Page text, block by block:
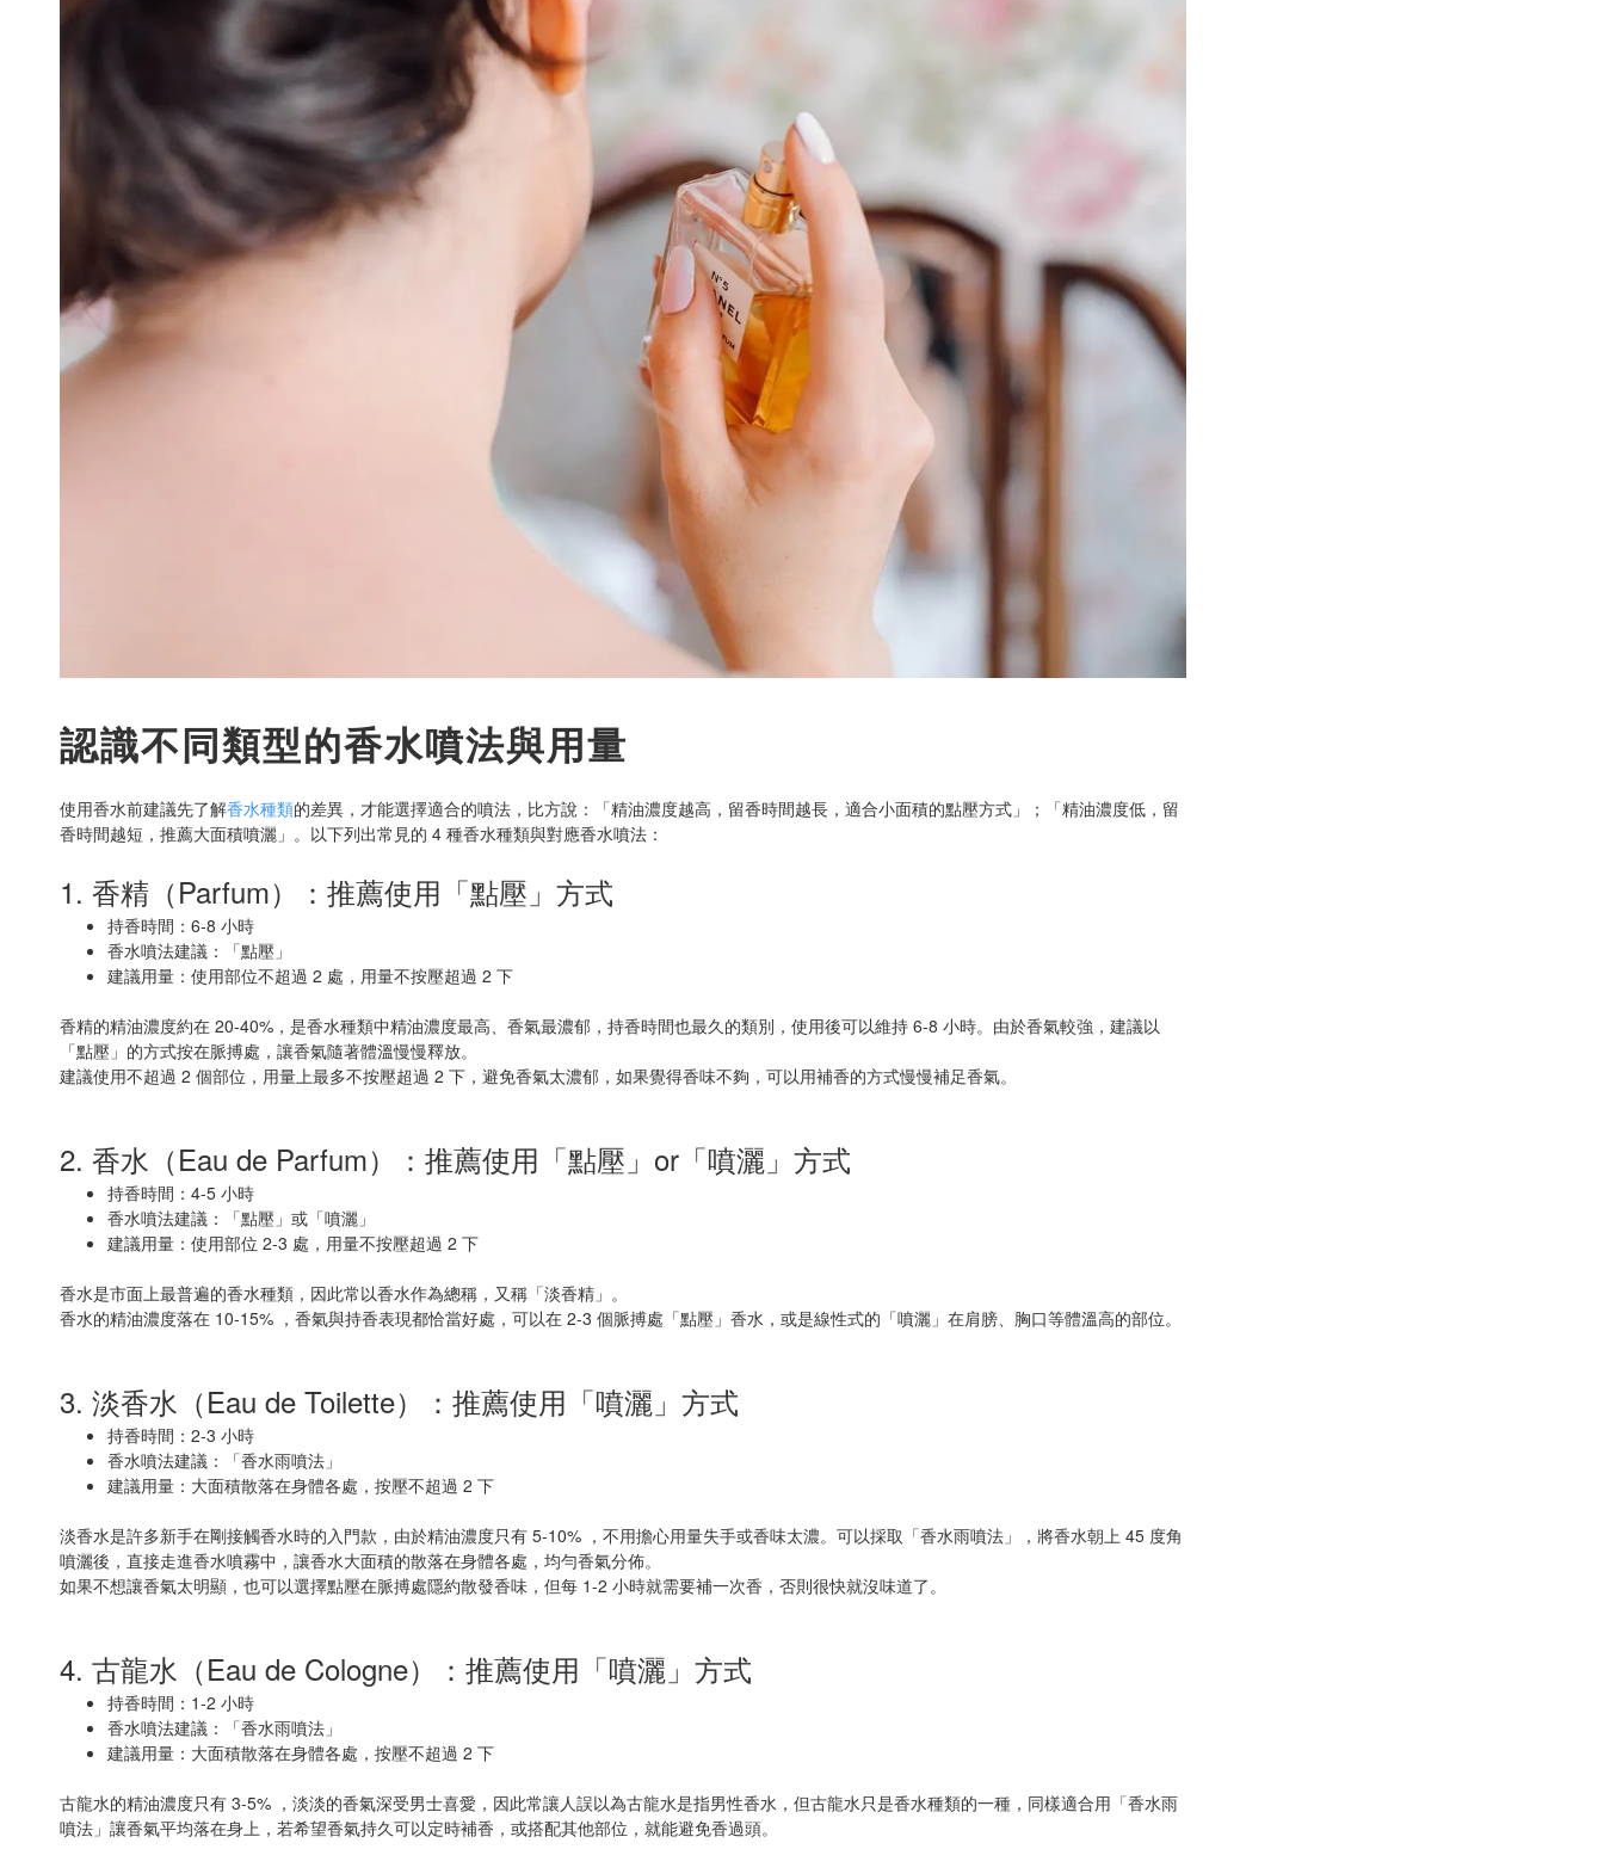
認識不同類型的香水噴法與用量
使用香水前建議先了解香水種類的差異，才能選擇適合的噴法，比方說：「精油濃度越高，留香時間越長，適合小面積的點壓方式」；「精油濃度低，留
香時間越短，推薦大面積噴灑」。以下列出常見的 4 種香水種類與對應香水噴法：
1. 香精（Parfum）：推薦使用「點壓」方式
持香時間：6-8 小時
香水噴法建議：「點壓」
建議用量：使用部位不超過 2 處，用量不按壓超過 2 下
香精的精油濃度約在 20-40%，是香水種類中精油濃度最高、香氣最濃郁，持香時間也最久的類別，使用後可以維持 6-8 小時。由於香氣較強，建議以
「點壓」的方式按在脈搏處，讓香氣隨著體溫慢慢釋放。
建議使用不超過 2 個部位，用量上最多不按壓超過 2 下，避免香氣太濃郁，如果覺得香味不夠，可以用補香的方式慢慢補足香氣。
2. 香水（Eau de Parfum）：推薦使用「點壓」or「噴灑」方式
持香時間：4-5 小時
香水噴法建議：「點壓」或「噴灑」
建議用量：使用部位 2-3 處，用量不按壓超過 2 下
香水是市面上最普遍的香水種類，因此常以香水作為總稱，又稱「淡香精」。
香水的精油濃度落在 10-15% ，香氣與持香表現都恰當好處，可以在 2-3 個脈搏處「點壓」香水，或是線性式的「噴灑」在肩膀、胸口等體溫高的部位。
3. 淡香水（Eau de Toilette）：推薦使用「噴灑」方式
持香時間：2-3 小時
香水噴法建議：「香水雨噴法」
建議用量：大面積散落在身體各處，按壓不超過 2 下
淡香水是許多新手在剛接觸香水時的入門款，由於精油濃度只有 5-10% ，不用擔心用量失手或香味太濃。可以採取「香水雨噴法」，將香水朝上 45 度角
噴灑後，直接走進香水噴霧中，讓香水大面積的散落在身體各處，均勻香氣分佈。
如果不想讓香氣太明顯，也可以選擇點壓在脈搏處隱約散發香味，但每 1-2 小時就需要補一次香，否則很快就沒味道了。
4. 古龍水（Eau de Cologne）：推薦使用「噴灑」方式
持香時間：1-2 小時
香水噴法建議：「香水雨噴法」
建議用量：大面積散落在身體各處，按壓不超過 2 下
古龍水的精油濃度只有 3-5% ，淡淡的香氣深受男士喜愛，因此常讓人誤以為古龍水是指男性香水，但古龍水只是香水種類的一種，同樣適合用「香水雨
噴法」讓香氣平均落在身上，若希望香氣持久可以定時補香，或搭配其他部位，就能避免香過頭。